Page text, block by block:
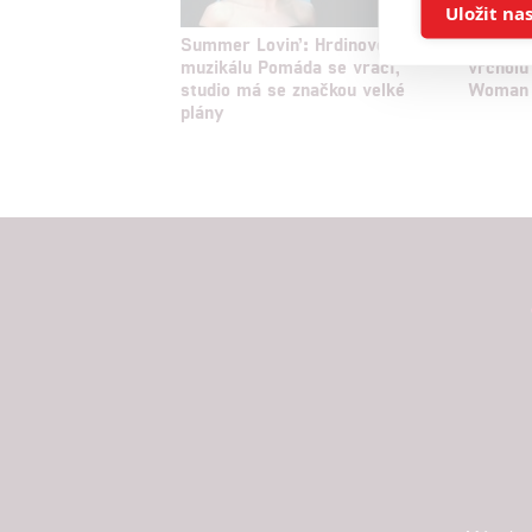
Summer Lovin’: Hrdinové
muzikálu Pomáda se vrací,
studio má se značkou velké
plány
Julia
Woman
Poskytování
Uložit